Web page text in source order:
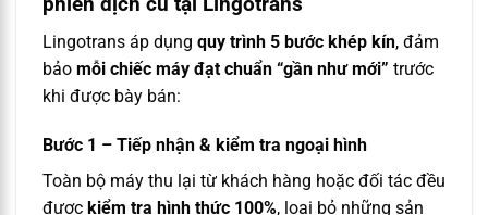
Lingotrans áp dụng quy trình 5 bước khép kín, đảm
bảo mỗi chiếc máy đạt chuẩn “gần như mới” trước
khi được bày bán:
Bước 1 – Tiếp nhận & kiểm tra ngoại hình
Toàn bộ máy thu lại từ khách hàng hoặc đối tác đều
được kiểm tra hình thức 100%, loại bỏ những sản